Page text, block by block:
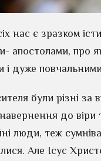
нас є зразком
апостолами, про
дуже
були різні
до
люди, теж
Але Ісус